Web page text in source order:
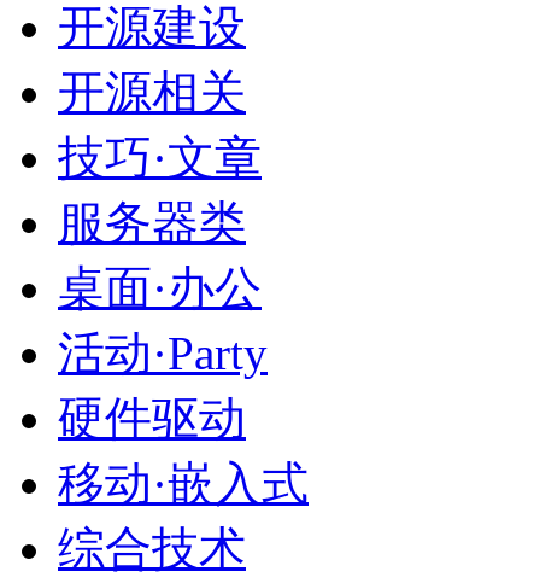
开源建设
开源相关
技巧·文章
服务器类
桌面·办公
活动·Party
硬件驱动
移动·嵌入式
综合技术